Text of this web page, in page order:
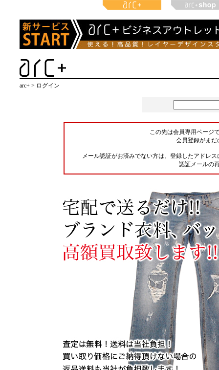
arc+ > ログイン
この先は会員専用ページ
会員登録がまだ
メール認証がお済みでない方は、登録したアドレ
認証メールの